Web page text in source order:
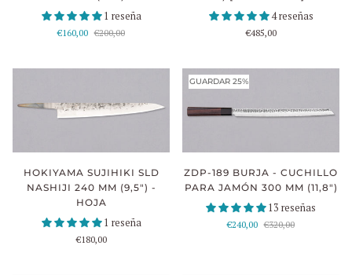
1 reseña
€160,00 €200,00
4 reseñas
€485,00
HOKIYAMA SUJIHIKI SLD
NASHIJI 240 MM (9,5") -
HOJA
1 reseña
€180,00
GUARDAR 25%
ZDP-189 BURJA - CUCHILLO
PARA JAMÓN 300 MM (11,8")
13 reseñas
€240,00 €320,00